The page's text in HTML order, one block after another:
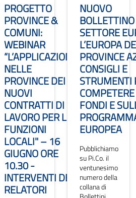
PROGETTO
PROVINCE &
COMUNI:
WEBINAR
“L’APPLICAZIONE
NELLE
PROVINCE DEI
NUOVI
CONTRATTI DI
LAVORO PER LE
FUNZIONI
LOCALI" – 16
GIUGNO ORE
10.30 -
INTERVENTI DEI
RELATORI
NUOVO
SETTORE
L’EUROPA
PROVINCE
CONSIGLI E
STRUMENTI
FONDI E
EUROPEA
Pubblichiamo
su Pi.Co. il
ventunesimo
numero della
collana di